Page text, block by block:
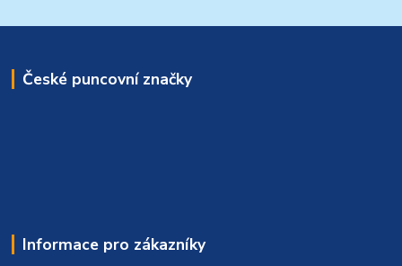
České puncovní značky
Informace pro zákazníky